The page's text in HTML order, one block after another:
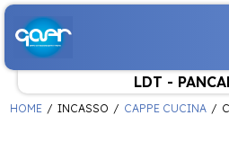
LDT -
HOME INCASSO CAPPE CUCINA